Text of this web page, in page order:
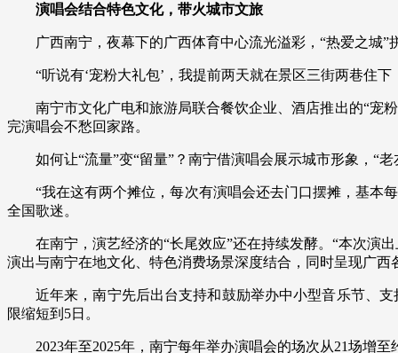
演唱会结合特色文化，带火城市文旅
广西南宁，夜幕下的广西体育中心流光溢彩，“热爱之城
“听说有‘宠粉大礼包’，我提前两天就在景区三街两巷住
南宁市文化广电和旅游局联合餐饮企业、酒店推出的“宠
完演唱会不愁回家路。
如何让“流量”变“留量”？南宁借演唱会展示城市形象，“
“我在这有两个摊位，每次有演唱会还去门口摆摊，基本
全国歌迷。
在南宁，演艺经济的“长尾效应”还在持续发酵。“本次演
演出与南宁在地文化、特色消费场景深度结合，同时呈现广
近年来，南宁先后出台支持和鼓励举办中小型音乐节、
限缩短到5日。
2023年至2025年，南宁每年举办演唱会的场次从21场增